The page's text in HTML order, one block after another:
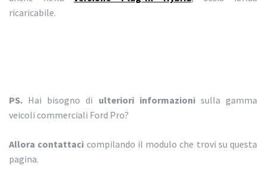
ricaricabile.
PS. Hai bisogno di ulteriori informazionisulla gamma
veicoli commerciali Ford Pro?
Allora contattaci compilando il modulo che trovi su questa
pagina.